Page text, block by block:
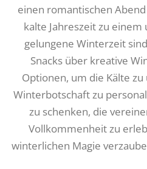
einen romantischen
kalte Jahreszeit zu
gelungene Winterzeit
Snacks über kreative
Optionen, um die Kälte
Winterbotschaft zu
zu schenken, die
Vollkommenheit zu
winterlichen Magie